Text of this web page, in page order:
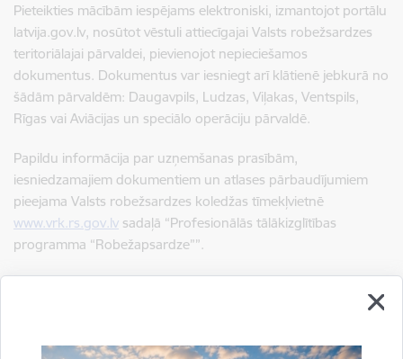
Pieteikties mācībām iespējams elektroniski, izmantojot portālu
latvija.gov.lv, nosūtot vēstuli attiecīgajai Valsts robežsardzes
teritoriālajai pārvaldei, pievienojot nepieciešamos
dokumentus. Dokumentus var iesniegt arī klātienē jebkurā no
šādām pārvaldēm: Daugavpils, Ludzas, Viļakas, Ventspils,
Rīgas vai Aviācijas un speciālo operāciju pārvaldē.
Papildu informācija par uzņemšanas prasībām,
iesniedzamajiem dokumentiem un atlases pārbaudījumiem
pieejama Valsts robežsardzes koledžas tīmekļvietnē
www.vrk.rs.gov.lv sadaļā “Profesionālās tālākizglītības
programma “Robežapsardze””.